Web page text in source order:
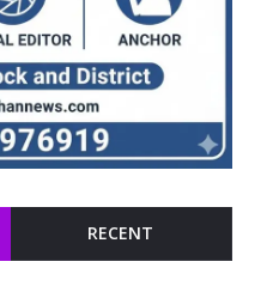
RECENT